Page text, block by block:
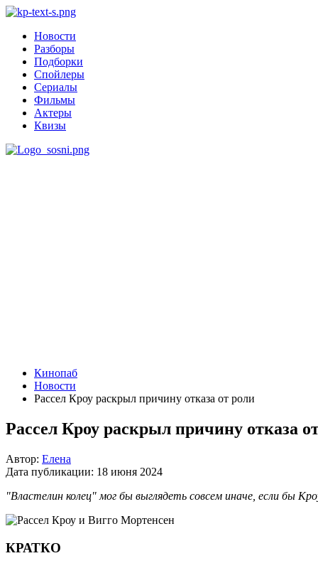
Новости
Разборы
Подборки
Спойлеры
Сериалы
Фильмы
Актеры
Квизы
Кинопаб
Новости
Рассел Кроу раскрыл причину отказа от роли
Рассел Кроу раскрыл причину отказа
Автор: Елена
Дата публикации: 18 июня 2024
"Властелин колец" мог бы выглядеть совсем иначе, если бы
КРАТКО